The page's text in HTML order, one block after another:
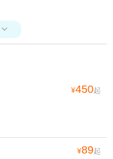

¥450起
¥89起